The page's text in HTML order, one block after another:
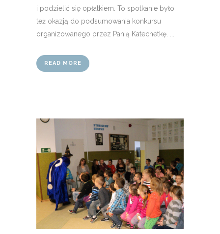
i podzielić się opłatkiem. To spotkanie było
też okazją do podsumowania konkursu
organizowanego przez Panią Katechetkę. ...
READ MORE